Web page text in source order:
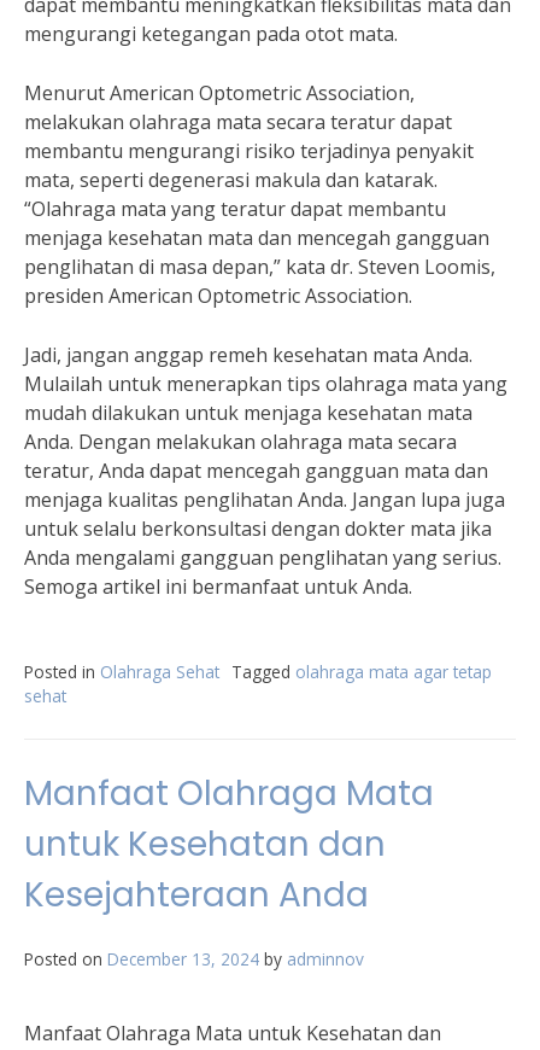
mengurangi ketegangan pada otot mata.
Menurut American Optometric Association,
melakukan olahraga mata secara teratur dapat
membantu mengurangi risiko terjadinya penyakit
mata, seperti degenerasi makula dan katarak.
“Olahraga mata yang teratur dapat membantu
menjaga kesehatan mata dan mencegah gangguan
penglihatan di masa depan,” kata dr. Steven Loomis,
presiden American Optometric Association.
Jadi, jangan anggap remeh kesehatan mata Anda.
Mulailah untuk menerapkan tips olahraga mata yang
mudah dilakukan untuk menjaga kesehatan mata
Anda. Dengan melakukan olahraga mata secara
teratur, Anda dapat mencegah gangguan mata dan
menjaga kualitas penglihatan Anda. Jangan lupa juga
untuk selalu berkonsultasi dengan dokter mata jika
Anda mengalami gangguan penglihatan yang serius.
Semoga artikel ini bermanfaat untuk Anda.
Posted in Olahraga Sehat Tagged olahraga mata agar tetap
sehat
Manfaat Olahraga Mata
untuk Kesehatan dan
Kesejahteraan Anda
Posted on December 13, 2024 by adminnov
Manfaat Olahraga Mata untuk Kesehatan dan